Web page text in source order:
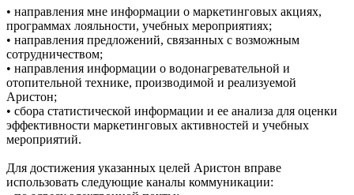
• направления мне информации о маркетинговых акциях,
программах лояльности, учебных мероприятиях;
• направления предложений, связанных с возможным
сотрудничеством;
• направления информации о водонагревательной и
отопительной технике, производимой и реализуемой
Аристон;
• сбора статистической информации и ее анализа для оценки
эффективности маркетинговых активностей и учебных
мероприятий.
Для достижения указанных целей Аристон вправе
использовать следующие каналы коммуникации: